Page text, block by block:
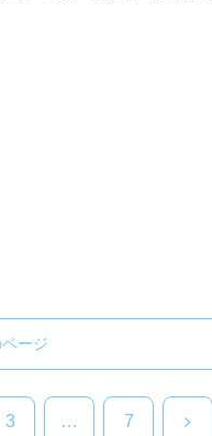
ージ
3 … 7 次